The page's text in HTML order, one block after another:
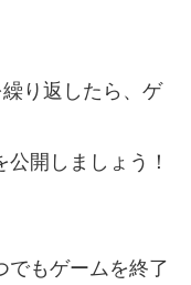
り返したら、ゲ
開しましょう！
でもゲームを終了